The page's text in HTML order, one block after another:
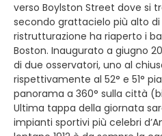
verso Boylston Street dove si
secondo grattacielo più alto
ristrutturazione ha riaperto i
Boston. Inaugurato a giugno
di due osservatori, uno al
rispettivamente al 52° e 51°
panorama a 360° sulla città
Ultima tappa della giornata
impianti sportivi più celebri